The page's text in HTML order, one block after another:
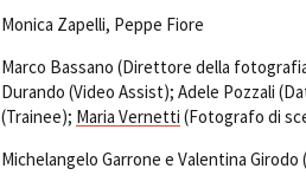
Monica Zapelli, Peppe Fiore
Marco Bassano (Direttore della
Durando (Video Assist); Adele Pozzali
(Trainee); Maria Vernetti (Fotografo di
Michelangelo Garrone e Valentina